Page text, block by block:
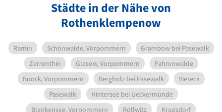
Städte in der Nähe von
Rothenklempenow
Ramin Schönwalde, Vorpommern
Grambow bei Pasewalk
Zerrenthin
Glasow, Vorpommern
Fahrenwalde
Boock, Vorpommern
Bergholz bei Pasewalk
Viereck
Pasewalk
Hintersee bei Ueckermünde
Blankensee, Vorpommern
Rollwitz
Krugsdorf